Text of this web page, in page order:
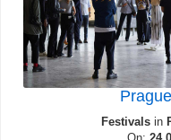
Festivalsin